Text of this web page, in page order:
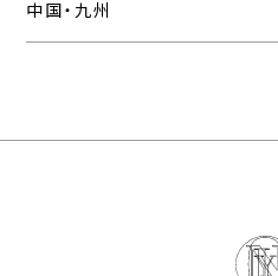
中国・九州